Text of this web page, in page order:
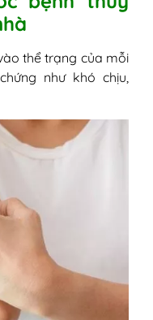
thể trạng của mỗi
như khó chịu,